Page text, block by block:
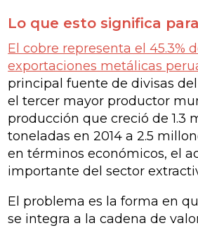
Lo que esto significa
El cobre representa el 45.3%
exportaciones metálicas
principal fuente de divisas del
el tercer mayor productor
producción que creció de 1.3
toneladas en 2014 a 2.5
en términos económicos, el
importante del sector
El problema es la forma en
se integra a la cadena de